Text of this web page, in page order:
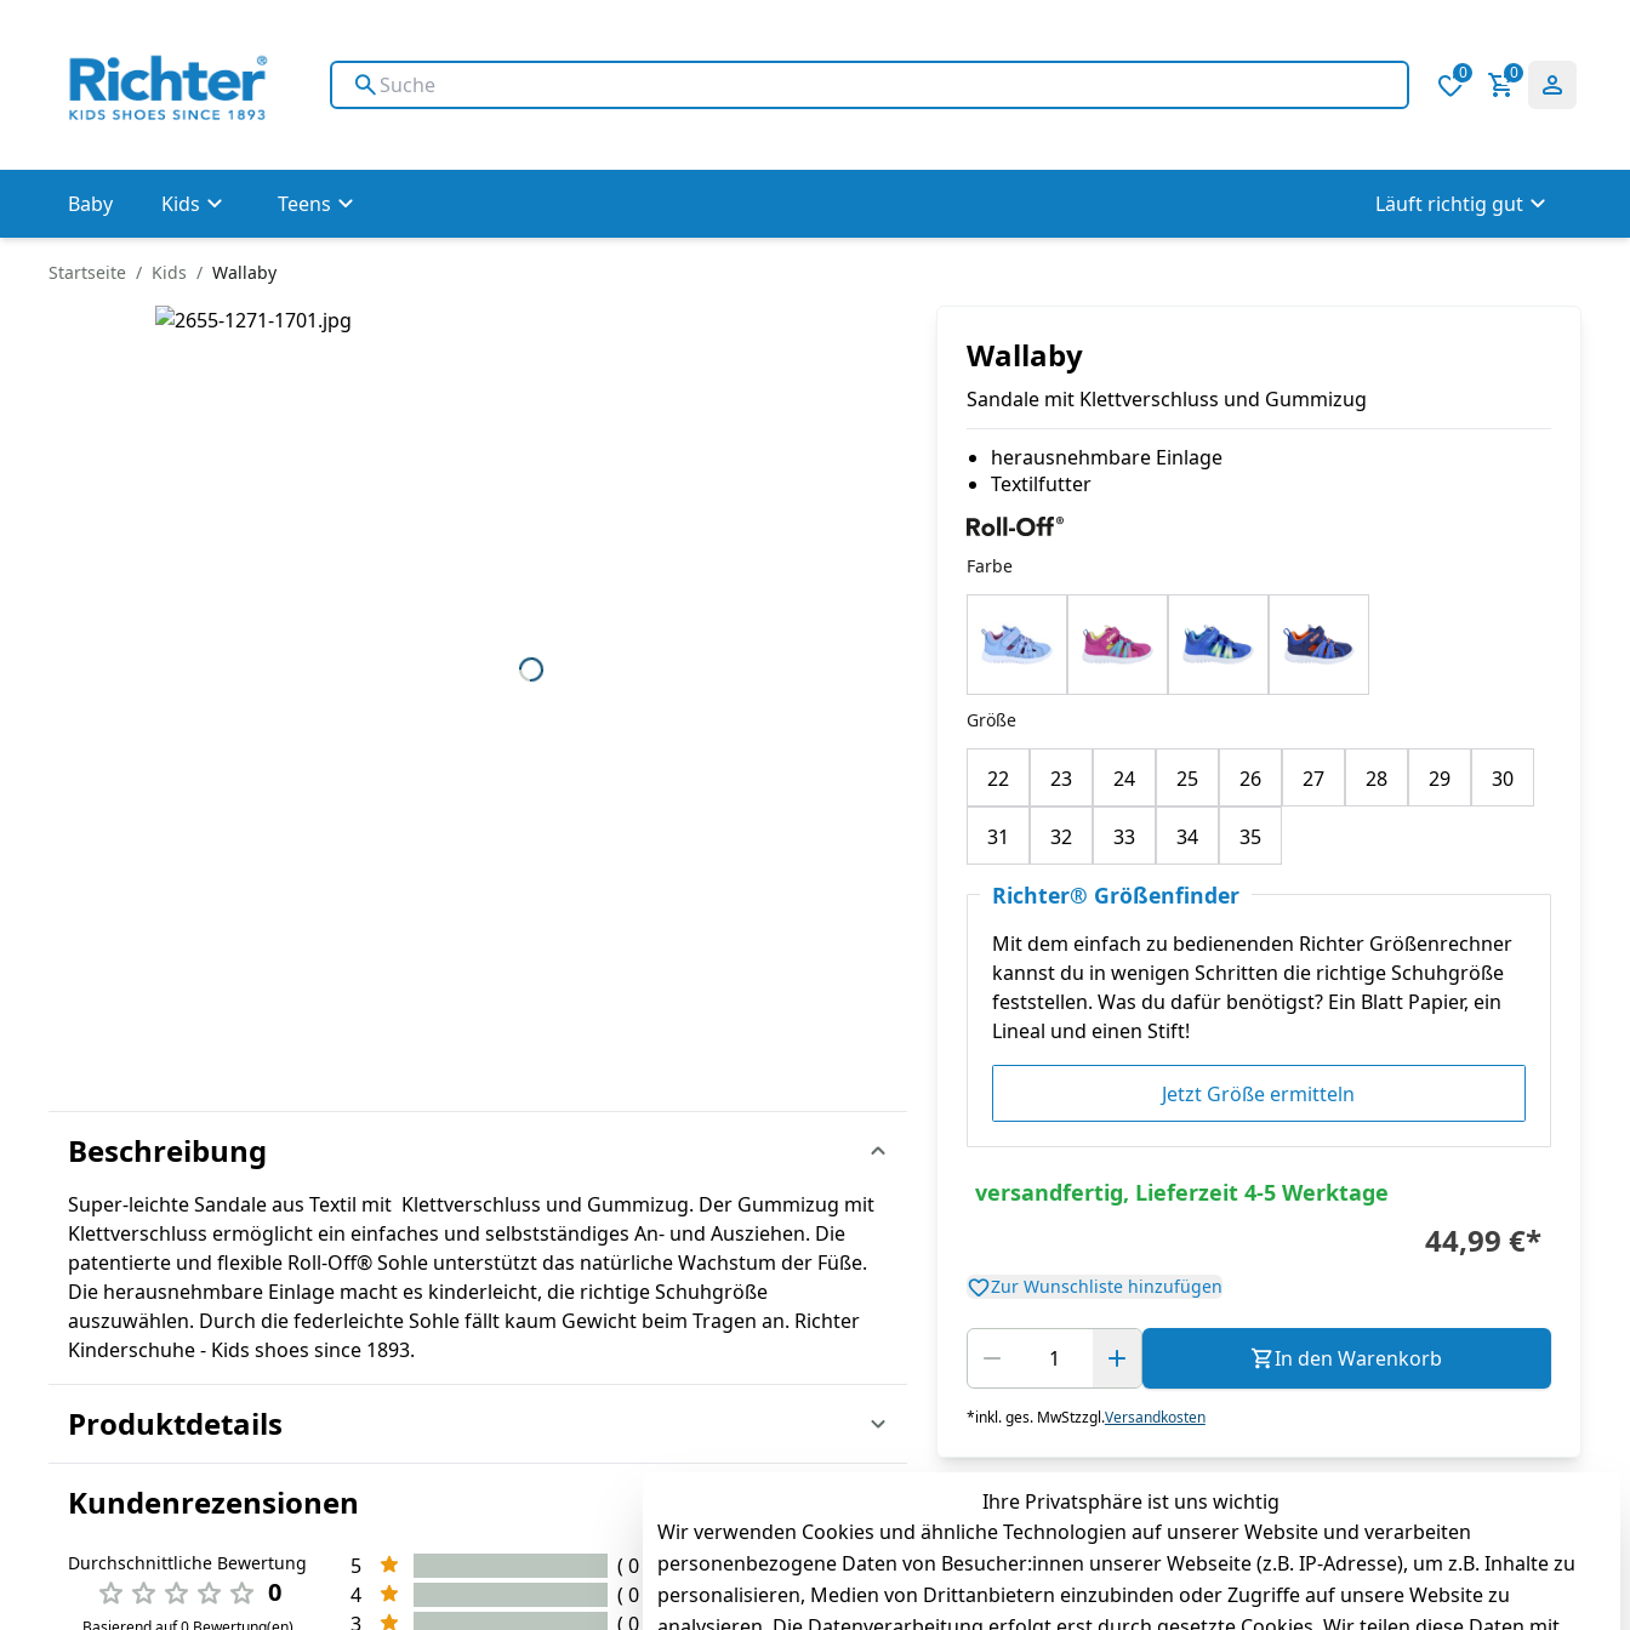
0 0
Baby Kids Teens Läuft richtig gut
Startseite Kids Wallaby
Wallaby
Sandale mit Klettverschluss und Gummizug
herausnehmbare Einlage
Textilfutter
Farbe
Größe
22 23 24 25 26 27 28 29 30
31 32 33 34 35
Richter® Größenfinder
Mit dem einfach zu bedienenden Richter Größenrechner
kannst du in wenigen Schritten die richtige Schuhgröße
feststellen. Was du dafür benötigst? Ein Blatt Papier, ein
Lineal und einen Stift!
Jetzt Größe ermitteln
versandfertig, Lieferzeit 4-5 Werktage
44,99 €*
Zur Wunschliste hinzufügen
In den Warenkorb
*inkl. ges. MwStzzgl.Versandkosten
Beschreibung
Super-leichte Sandale aus Textil mit Klettverschluss und Gummizug. Der Gummizug mit
Klettverschluss ermöglicht ein einfaches und selbstständiges An- und Ausziehen. Die
patentierte und flexible Roll-Off® Sohle unterstützt das natürliche Wachstum der Füße.
Die herausnehmbare Einlage macht es kinderleicht, die richtige Schuhgröße
auszuwählen. Durch die federleichte Sohle fällt kaum Gewicht beim Tragen an. Richter
Kinderschuhe - Kids shoes since 1893.
Produktdetails
Kundenrezensionen
Durchschnittliche Bewertung
0
5
( 0 )
4
( 0 )
3
( 0 )
Ihre Privatsphäre ist uns wichtig
Wir verwenden Cookies und ähnliche Technologien auf unserer Website und verarbeiten
personenbezogene Daten von Besucher:innen unserer Webseite (z.B. IP-Adresse), um z.B. Inhalte zu
personalisieren, Medien von Drittanbietern einzubinden oder Zugriffe auf unsere Website zu